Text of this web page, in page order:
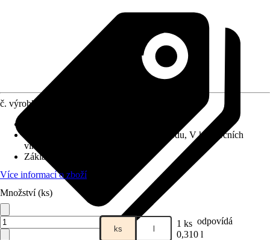
č. výrobku
Interiér, Exteriér, Pod vodu, V komerčních
vlhkých prostorech
Základní barva
Více informací o zboží
Množství (ks)
ks l 1 ks odpovídá
0,310 l